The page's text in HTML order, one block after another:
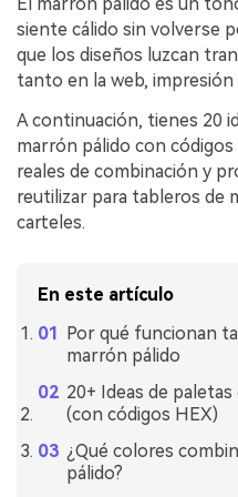
siente cálido sin volverse
que los diseños luzcan
tanto en la web,
A continuación, tienes 20
marrón pálido con códigos
reales de combinación y
reutilizar para tableros de
carteles.
En este artículo
Por qué funcionan
marrón pálido
20+ Ideas de
(con códigos HEX)
¿Qué colores
pálido?